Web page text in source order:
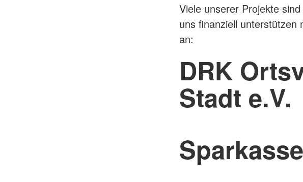
Viele unserer Projekte
uns finanziell
an:
DRK
Stadt e.V.